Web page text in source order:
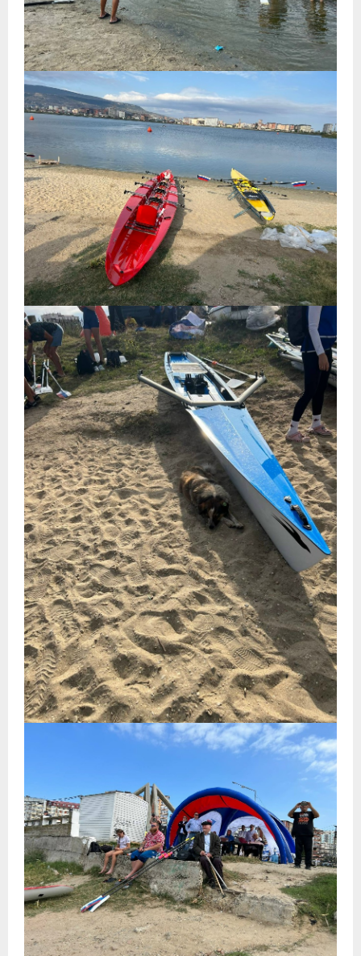
- Правила гребного спорта
Организации
Персоналии
Антидопинг
- Документы
- Контакты
- Информация для спортсменов и персонала
- Пул тестирования РУСАДА
Судейство
- Семинары и экзамены
- Коллегия спортивных судей ФГСР
- Документы
Фото
Видео
Пресса о нас
- Пресса о ФГСР в 2015
- Пресса о ФГСР в 2016
Grand Moscow Regatta (GMR)